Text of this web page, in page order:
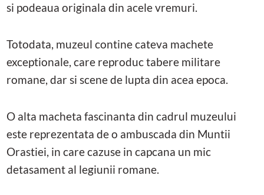
si podeaua originala din acele vremuri.
Totodata, muzeul contine cateva machete
exceptionale, care reproduc tabere militare
romane, dar si scene de lupta din acea epoca.
O alta macheta fascinanta din cadrul muzeului
este reprezentata de o ambuscada din Muntii
Orastiei, in care cazuse in capcana un mic
detasament al legiunii romane.